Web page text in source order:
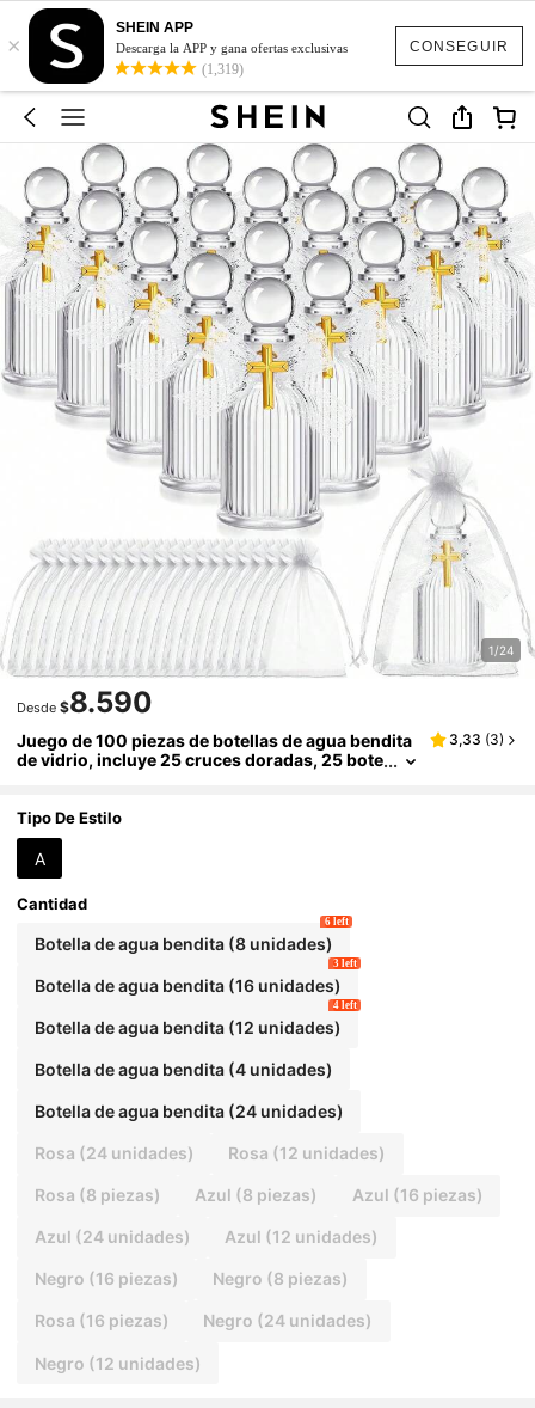
CONSEGUIR
×
SHEIN APP
Descarga la APP y gana ofertas exclusivas
(1,319)
1/24
Desde $8.590
Juego de 100 piezas de botellas de agua bendita
de vidrio, incluye 25 cruces doradas, 25 bote
comunión, bautizo, boda y regalos de fiesta temá
tica
3,33 (3)
Tipo De Estilo
A
Cantidad
Botella de agua bendita (8 unidades)
6 left
Botella de agua bendita (16 unidades)
3 left
Botella de agua bendita (12 unidades)
4 left
Botella de agua bendita (4 unidades)
Botella de agua bendita (24 unidades)
Rosa (24 unidades) Rosa (12 unidades)
Rosa (8 piezas) Azul (8 piezas) Azul (16 piezas)
Azul (24 unidades) Azul (12 unidades)
Negro (16 piezas) Negro (8 piezas)
Rosa (16 piezas) Negro (24 unidades)
Negro (12 unidades)